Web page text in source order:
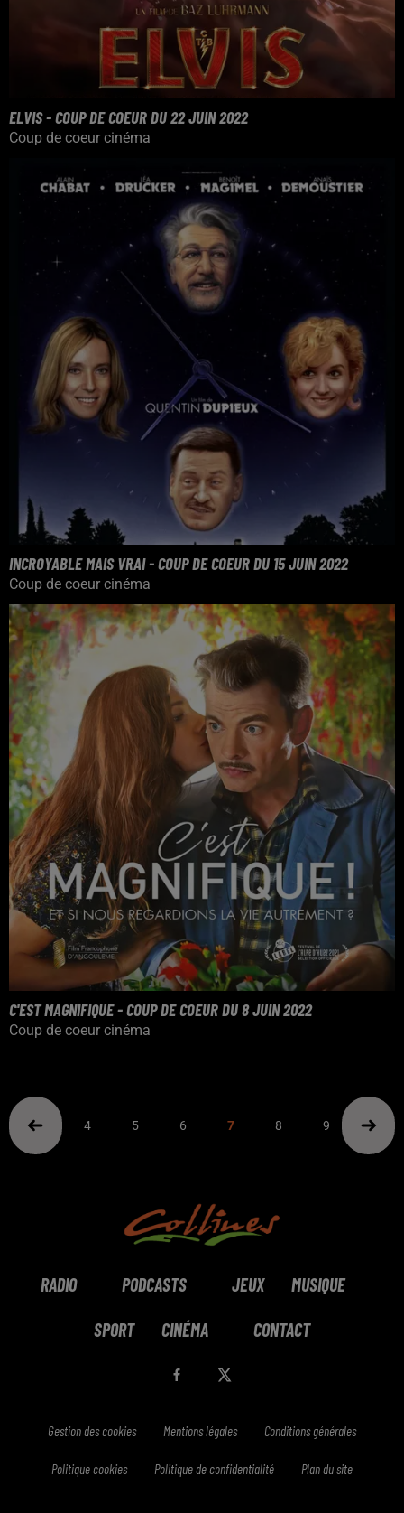
ELVIS - COUP DE COEUR DU 22 JUIN 2022
Coup de coeur cinéma
INCROYABLE MAIS VRAI - COUP DE COEUR DU 15 JUIN 2022
Coup de coeur cinéma
C'EST MAGNIFIQUE - COUP DE COEUR DU 8 JUIN 2022
Coup de coeur cinéma
4 5 6 7 8 9 10
RADIO PODCASTS JEUX MUSIQUE
SPORT CINÉMA CONTACT
Gestion des cookies Mentions légales Conditions générales
Politique cookies Politique de confidentialité Plan du site